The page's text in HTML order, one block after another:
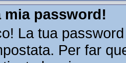
mia password!
La tua
Per far